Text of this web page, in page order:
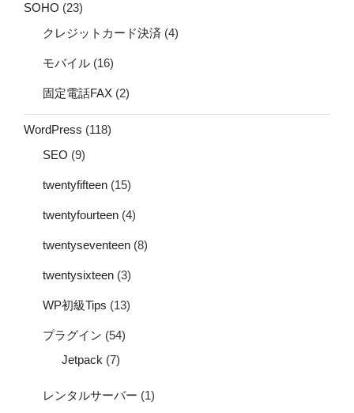
SOHO (23)
クレジットカード決済 (4)
モバイル (16)
固定電話FAX (2)
WordPress (118)
SEO (9)
twentyfifteen (15)
twentyfourteen (4)
twentyseventeen (8)
twentysixteen (3)
WP初級Tips (13)
プラグイン (54)
Jetpack (7)
レンタルサーバー (1)